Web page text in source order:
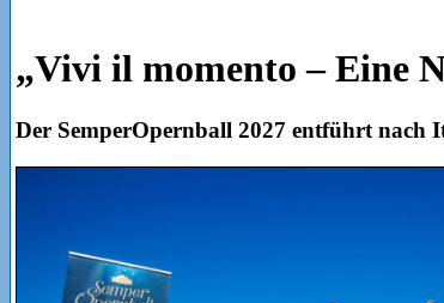
„Vivi il momento – Eine
Der SemperOpernball 2027 entführt nach